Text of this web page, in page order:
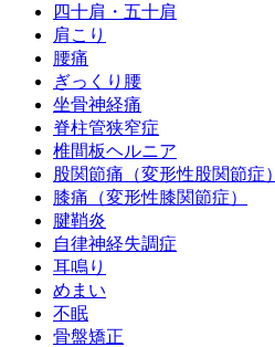
四十肩・五十肩
肩こり
腰痛
ぎっくり腰
坐骨神経痛
脊柱管狭窄症
椎間板ヘルニア
股関節痛（変形性股関節症）
膝痛（変形性膝関節症）
腱鞘炎
自律神経失調症
耳鳴り
めまい
不眠
骨盤矯正